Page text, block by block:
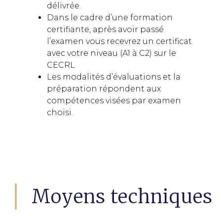
délivrée.
Dans le cadre d’une formation
certifiante, après avoir passé
l’examen vous recevrez un certificat
avec votre niveau (A1 à C2) sur le
CECRL
Les modalités d’évaluations et la
préparation répondent aux
compétences visées par examen
choisi.
Moyens techniques